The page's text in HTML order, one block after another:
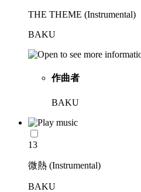
THE THEME (Instrumental)
BAKU
作曲者
BAKU
13
微熱 (Instrumental)
BAKU